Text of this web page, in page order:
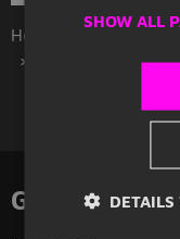
Home
Financieel en
Gerelateerde
SHOW ALL
DETAILS